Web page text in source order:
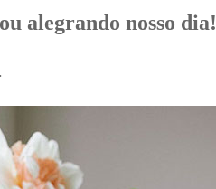
alegrando nosso dia!